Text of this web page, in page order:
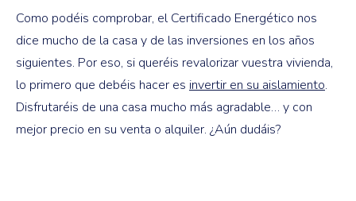
Como podéis comprobar, el Certificado Energético nos
dice mucho de la casa y de las inversiones en los años
siguientes. Por eso, si queréis revalorizar vuestra vivienda,
lo primero que debéis hacer es invertir en su aislamiento.
Disfrutaréis de una casa mucho más agradable… y con
mejor precio en su venta o alquiler. ¿Aún dudáis?